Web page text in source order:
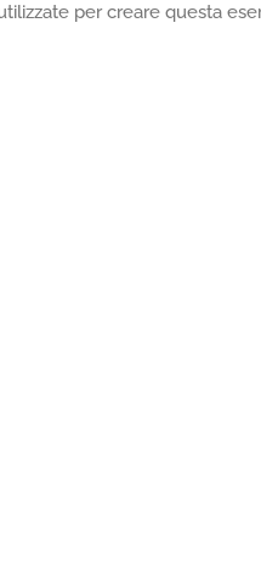
per creare questa